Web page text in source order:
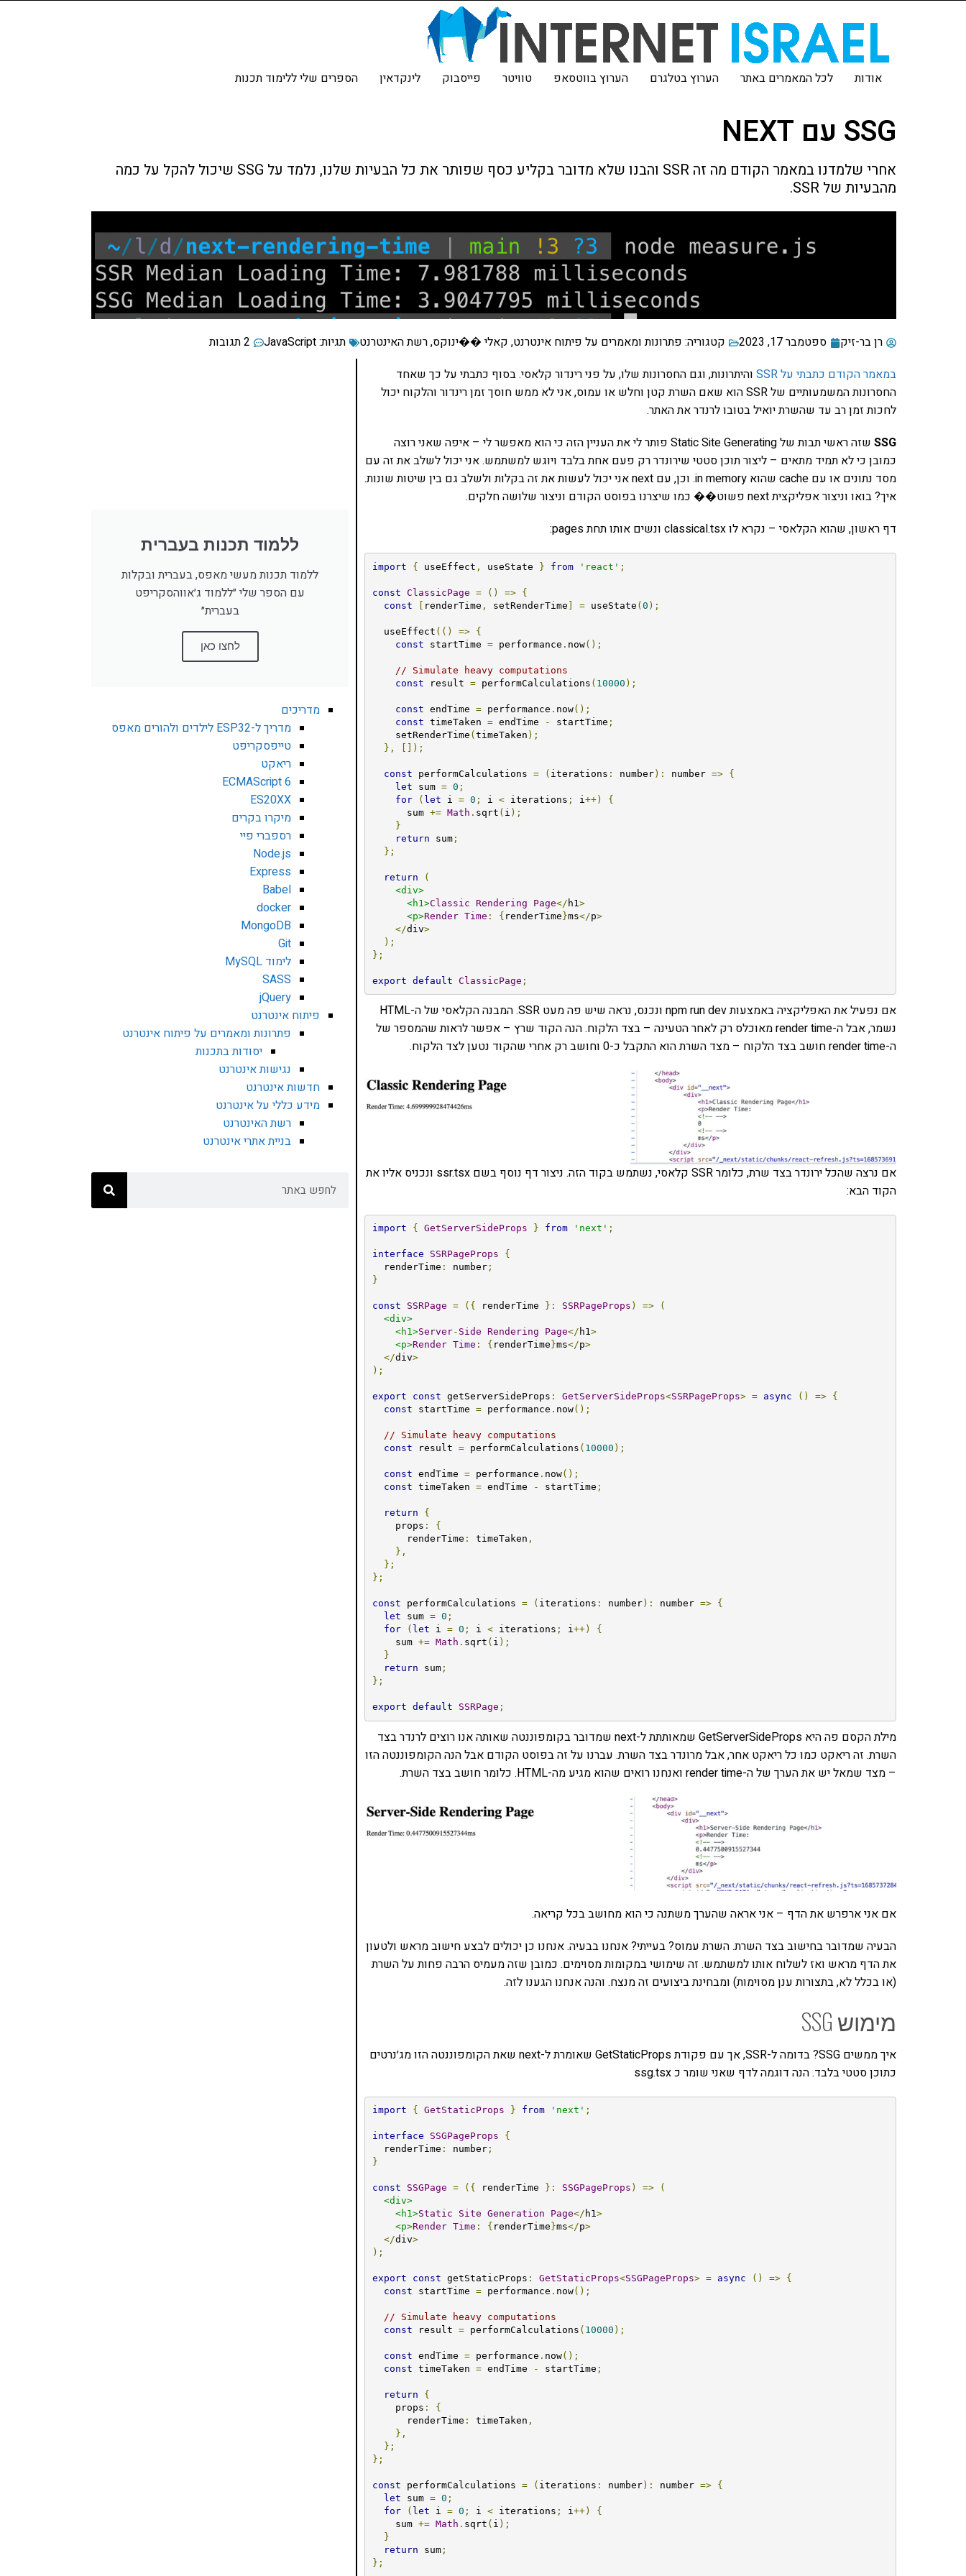
אודות לכל המאמרים באתר הערוץ בטלגרם הערוץ בווטסאפ טוויטר פייסבוק לינקדאין הספרים שלי ללימוד תכנות
SSG עם NEXT
אחרי שלמדנו במאמר הקודם מה זה SSR והבנו שלא מדובר בקליע כסף שפותר את כל הבעיות שלנו, נלמד על SSG שיכול להקל על כמה
מהבעיות של SSR.
רן בר-זיק ספטמבר 17, 2023 קטגוריה: פתרונות ומאמרים על פיתוח אינטרנט, קאלי ��ינוקס,רשת האינטרנט תגיות:JavaScript
2 תגובות
במאמר הקודם כתבתי על SSR
והיתרונות, וגם החסרונות שלו, על פני רינדור קלאסי. בסוף כתבתי על כך שאחד
החסרונות המשמעותיים של SSR הוא שאם השרת קטן וחלש או עמוס, אני לא ממש חוסך זמן רינדור והלקוח יכול
לחכות זמן רב עד שהשרת יואיל בטובו לרנדר את האתר.
SSG
שזה ראשי תבות של Static Site Generating פותר לי את העניין הזה כי הוא מאפשר לי – איפה שאני רוצה
כמובן כי לא תמיד מתאים – ליצור תוכן סטטי שירונדר רק פעם אחת בלבד ויוגש למשתמש. אני יכול לשלב את זה עם
מסד נתונים או עם cache שהוא in memory. וכן, עם next אני יכול לעשות את זה בקלות ולשלב גם בין שיטות שונות.
איך? בואו וניצור אפליקצית next פשוט�� כמו שיצרנו בפוסט הקודם וניצור שלושה חלקים.
דף ראשון, שהוא הקלאסי – נקרא לו classical.tsx ונשים אותו תחת pages:
import { useEffect , useState } from 'react' ;
const ClassicPage = () =>
{
const
[ renderTime , setRenderTime ] = useState (0 );
  useEffect
(() =>
{
const startTime = performance . now();
// Simulate heavy computations
const result = performCalculations ( 10000 );
const endTime = performance . now();
const timeTaken = endTime - startTime ;
    setRenderTime
(timeTaken );
},
[]);
const performCalculations = ( iterations : number): number =>
{
let sum = 0 ;
for
( let i = 0 ; i < iterations ; i ++)
{
      sum
+= Math . sqrt ( i );
}
return sum;
};
return
(
<div>
<h1>Classic Rendering Page</ h1 >
<p>Render Time : { renderTime}ms</p>
</div>
);
};
export default ClassicPage ;
אם נפעיל את האפליקציה באמצעות npm run dev ונכנס, נראה שיש פה מעט SSR. המבנה הקלאסי של ה-HTML
נשמר, אבל ה-render time מאוכלס רק לאחר הטעינה – בצד הלקוח. הנה הקוד שרץ – אפשר לראות שהמספר של
ה-render time חושב בצד הלקוח – מצד השרת הוא התקבל כ-0 וחושב רק אחרי שהקוד נטען לצד הלקוח.
אם נרצה שהכל ירונדר בצד שרת, כלומר SSR קלאסי, נשתמש בקוד הזה. ניצור דף נוסף בשם ssr.tsx ונכניס אליו את
הקוד הבא:
import { GetServerSideProps } from 'next' ;
interface SSRPageProps
{
  renderTime
: number;
}
const SSRPage = ({ renderTime }: SSRPageProps ) =>
(
<div>
<h1>Server- Side Rendering Page</ h1>
<p>Render Time : { renderTime }ms</p>
</div>
);
export const getServerSideProps : GetServerSideProps<SSRPageProps> = async () =>
{
const startTime = performance . now();
// Simulate heavy computations
const result = performCalculations ( 10000 );
const endTime = performance . now();
const timeTaken = endTime - startTime ;
return
{
    props
:
{
      renderTime
: timeTaken ,
},
};
};
const performCalculations = ( iterations : number): number =>
{
let sum = 0 ;
for
( let i = 0 ; i < iterations ; i++)
{
    sum
+= Math . sqrt ( i );
}
return sum;
};
export default SSRPage ;
מילת הקסם פה היא GetServerSideProps שמאותתת ל-next שמדובר בקומפוננטה שאותה אנו רוצים לרנדר בצד
השרת. זה ריאקט כמו כל ריאקט אחר, אבל מרונדר בצד השרת. עברנו על זה בפוסט הקודם אבל הנה הקומפוננטה הזו
– מצד שמאל יש את הערך של ה-render time ואנחנו רואים שהוא מגיע מה-HTML. כלומר חושב בצד השרת.
אם אני ארפרש את הדף – אני אראה שהערך משתנה כי הוא מחושב בכל קריאה.
הבעיה שמדובר בחישוב בצד השרת. השרת עמוס? בעייתי? אנחנו בבעיה. אנחנו כן יכולים לבצע חישוב מראש ולטעון
את הדף מראש ואז לשלוח אותו למשתמש. זה שימושי במקומות מסוימים. כמובן שזה מעמיס הרבה פחות על השרת
(או בכלל לא, בתצורות ענן מסוימות) ומבחינת ביצועים זה מנצח. והנה אנחנו הגענו לזה.
מימוש SSG
איך ממשים SSG? בדומה ל-SSR, אך עם פקודת GetStaticProps שאומרת ל-next שאת הקומפוננטה הזו מג׳נרטים
כתוכן סטטי בלבד. הנה דוגמה לדף שאני שומר כ ssg.tsx
import { GetStaticProps } from 'next' ;
interface SSGPageProps
{
  renderTime
: number;
}
const SSGPage = ({ renderTime }: SSGPageProps ) =>
(
<div>
<h1>Static Site Generation Page</ h1>
<p>Render Time : { renderTime }ms</p>
</div>
);
export const getStaticProps : GetStaticProps<SSGPageProps> = async () =>
{
const startTime = performance . now();
// Simulate heavy computations
const result = performCalculations ( 10000 );
const endTime = performance . now();
const timeTaken = endTime - startTime ;
return
{
    props
:
{
      renderTime
: timeTaken ,
},
};
};
const performCalculations = ( iterations : number): number =>
{
let sum = 0 ;
for
( let i = 0 ; i < iterations ; i++)
{
    sum
+= Math . sqrt ( i );
}
return sum;
};
ללמוד תכנות בעברית
ללמוד תכנות מעשי מאפס, בעברית ובקלות
עם הספר שלי ״ללמוד ג׳אווהסקריפט
בעברית״
לחצו כאן
מדריכים
מדריך ל-ESP32 לילדים ולהורים מאפס
טייפסקריפט
ריאקט
ECMAScript 6
ES20XX
מיקרו בקרים
רספברי פיי
Node.js
Express
Babel
docker
MongoDB
Git
לימוד MySQL
SASS
jQuery
פיתוח אינטרנט
פתרונות ומאמרים על פיתוח אינטרנט
יסודות בתכנות
נגישות אינטרנט
חדשות אינטרנט
מידע כללי על אינטרנט
רשת האינטרנט
בניית אתרי אינטרנט